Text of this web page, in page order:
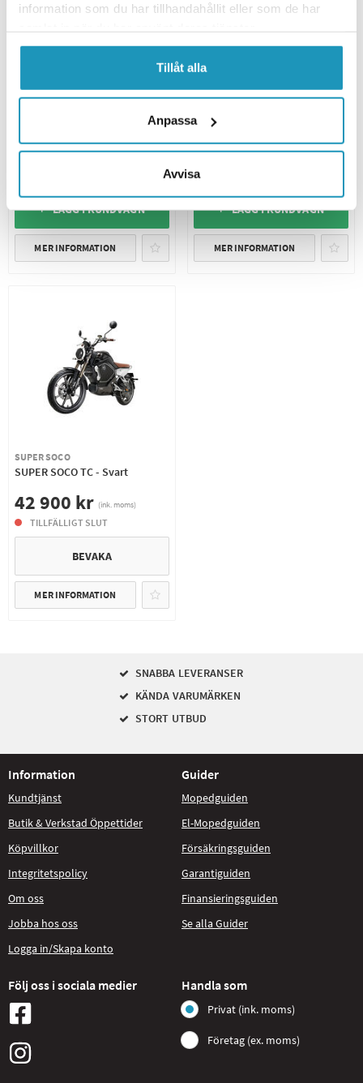
information som du har tillhandahållit eller som de har
Tillåt alla
Anpassa
Avvisa
SUPER SOCO
495 kr
+ LÄGG I KUNDVAGN
MER INFORMATION
Sadel Super Soco TSX/TS
1 560 kr
+ LÄGG I KUNDVAGN
MER INFORMATION
SUPER SOCO
SUPER SOCO TC - Svart
42 900 kr (ink. moms)
TILLFÄLLIGT SLUT
BEVAKA
MER INFORMATION
SNABBA LEVERANSER
KÄNDA VARUMÄRKEN
STORT UTBUD
Information
Kundtjänst
Butik & Verkstad Öppettider
Köpvillkor
Integritetspolicy
Om oss
Jobba hos oss
Logga in/Skapa konto
Guider
Mopedguiden
El-Mopedguiden
Försäkringsguiden
Garantiguiden
Finansieringsguiden
Se alla Guider
Följ oss i sociala medier Handla som
Privat (ink. moms)
Företag (ex. moms)